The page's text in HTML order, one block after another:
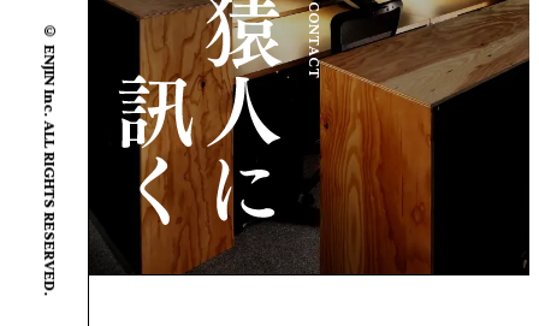
© ENJIN Inc. ALL RIGHTS RESERVED.
CONTACT